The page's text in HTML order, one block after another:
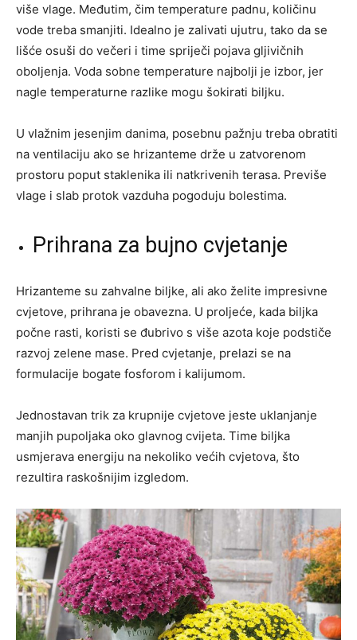
više vlage. Međutim, čim temperature padnu, količinu
vode treba smanjiti. Idealno je zalivati ujutru, tako da se
lišće osuši do večeri i time spriječi pojava gljivičnih
oboljenja. Voda sobne temperature najbolji je izbor, jer
nagle temperaturne razlike mogu šokirati biljku.
U vlažnim jesenjim danima, posebnu pažnju treba obratiti
na ventilaciju ako se hrizanteme drže u zatvorenom
prostoru poput staklenika ili natkrivenih terasa. Previše
vlage i slab protok vazduha pogoduju bolestima.
Prihrana za bujno cvjetanje
Hrizanteme su zahvalne biljke, ali ako želite impresivne
cvjetove, prihrana je obavezna. U proljeće, kada biljka
počne rasti, koristi se đubrivo s više azota koje podstiče
razvoj zelene mase. Pred cvjetanje, prelazi se na
formulacije bogate fosforom i kalijumom.
Jednostavan trik za krupnije cvjetove jeste uklanjanje
manjih pupoljaka oko glavnog cvijeta. Time biljka
usmjerava energiju na nekoliko većih cvjetova, što
rezultira raskošnijim izgledom.